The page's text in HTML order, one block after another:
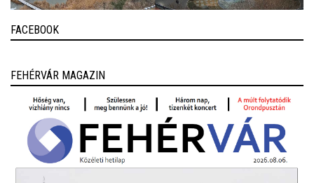
FACEBOOK
FEHÉRVÁR MAGAZIN